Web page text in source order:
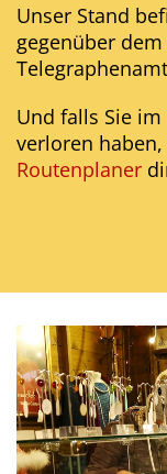
Unser Stand
gegenüber
Und falls Sie
verloren
Routenplaner